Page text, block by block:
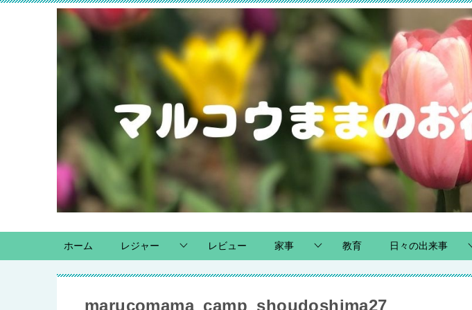
ホーム レジャー レビュー 家事 教育 日々の出来事
marucomama_camp_shoudoshima27